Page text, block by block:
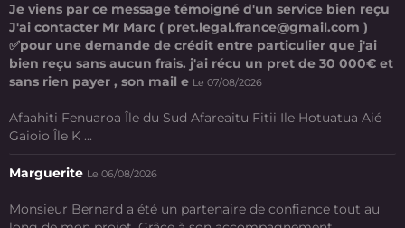
Je viens par ce message témoigné d'un service bien reçu
J'ai contacter Mr Marc ( pret.legal.france@gmail.com )
✅pour une demande de crédit entre particulier que j'ai
bien reçu sans aucun frais. j'ai récu un pret de 30 000€ et
sans rien payer , son mail e Le 07/08/2026
Afaahiti Fenuaroa Île du Sud Afareaitu Fitii Ile Hotuatua Aié
Gaioio Île K ...
Marguerite Le 06/08/2026
Monsieur Bernard a été un partenaire de confiance tout au